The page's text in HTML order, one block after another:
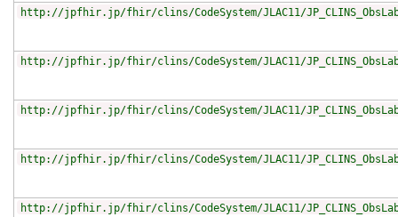
http://jpfhir.jp/fhir/clins/CodeSystem/JLAC11/
http://jpfhir.jp/fhir/clins/CodeSystem/JLAC11/
http://jpfhir.jp/fhir/clins/CodeSystem/JLAC11/
http://jpfhir.jp/fhir/clins/CodeSystem/JLAC11/
http://jpfhir.jp/fhir/clins/CodeSystem/JLAC11/